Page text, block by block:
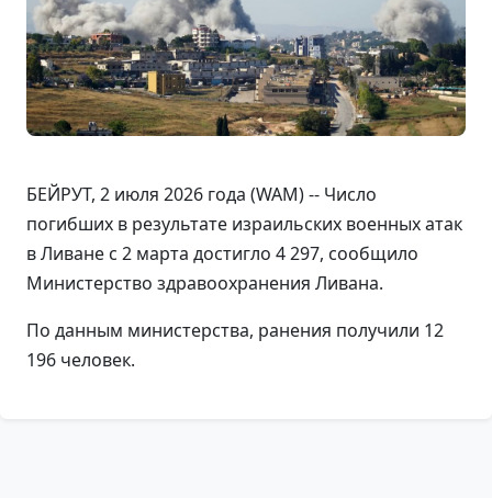
БЕЙРУТ, 2 июля 2026 года (WAM) -- Число
погибших в результате израильских военных атак
в Ливане с 2 марта достигло 4 297, сообщило
Министерство здравоохранения Ливана.
По данным министерства, ранения получили 12
196 человек.